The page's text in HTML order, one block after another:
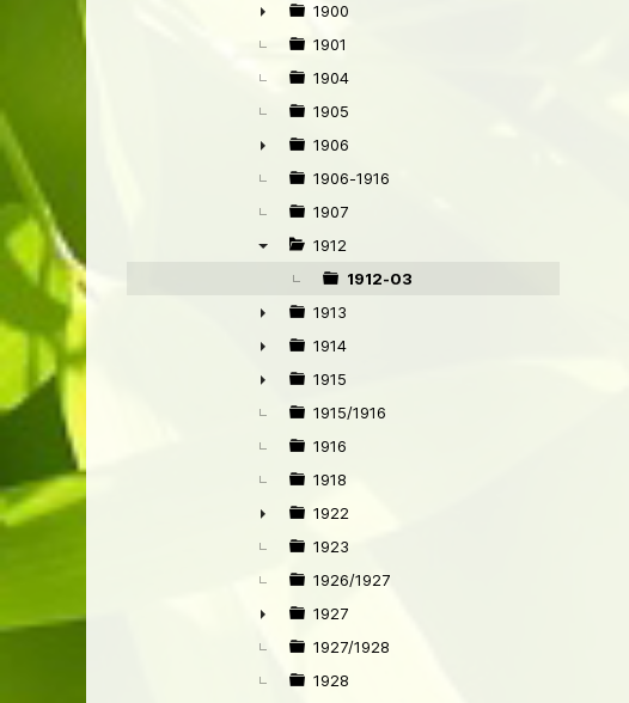
►
1900
1901
1904
1905
►
1906
1906-1916
1907
1912
1912-03
►
1913
►
1914
►
1915
1915/1916
1916
1918
►
1922
1923
1926/1927
►
1927
1927/1928
1928